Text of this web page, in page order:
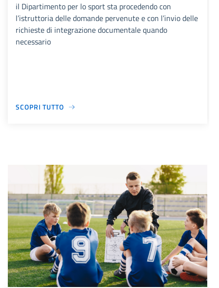
il Dipartimento per lo sport sta procedendo con
l’istruttoria delle domande pervenute e con l’invio delle
richieste di integrazione documentale quando
necessario
SCOPRI TUTTO